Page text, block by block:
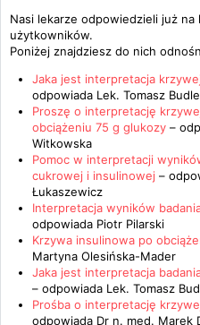
Nasi lekarze odpowiedzieli już
użytkowników.
Poniżej znajdziesz do nich
Jaka jest interpretacja
odpowiada Lek. Tomasz
Proszę o interpretację
obciążeniu 75 g glukozy –
Witkowska
Pomoc w interpretacji
cukrowej i insulinowej –
Łukaszewicz
Interpretacja wyników
odpowiada Piotr Pilarski
Krzywa insulinowa po
Martyna Olesińska-Mader
Jaka jest interpretacja
– odpowiada Lek. Tomasz
Prośba o interpretację
odpowiada Dr n. med. Marek